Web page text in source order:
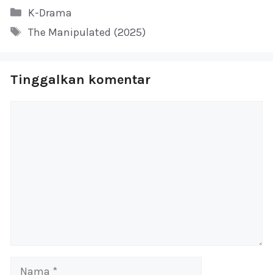
Kategori
K-Drama
Tag
The Manipulated (2025)
Tinggalkan komentar
Nama